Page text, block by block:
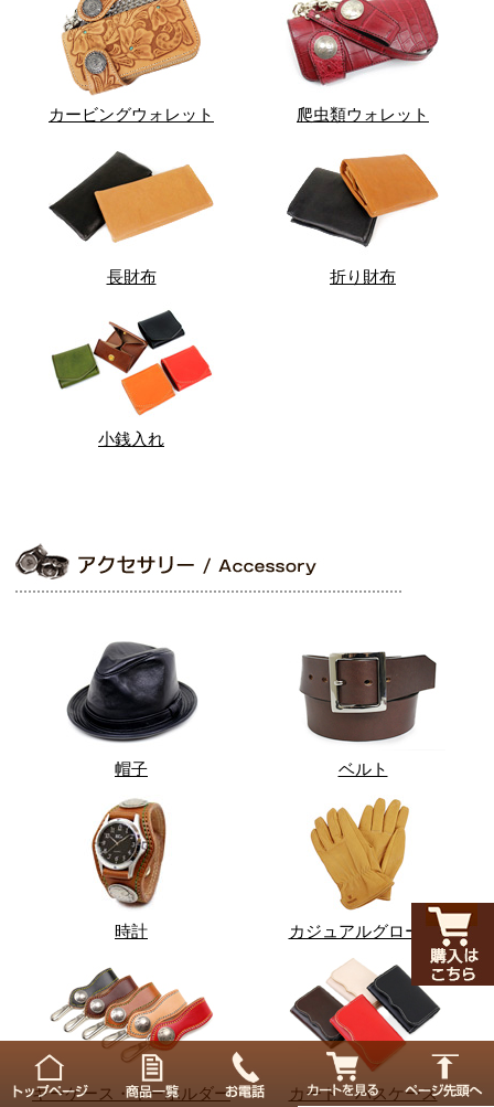
カービングウォレット 爬虫類ウォレット
長財布 折り財布
小銭入れ
帽子 ベルト
時計 カジュアルグローブ
キーケース・キーホルダー カード・パスケース